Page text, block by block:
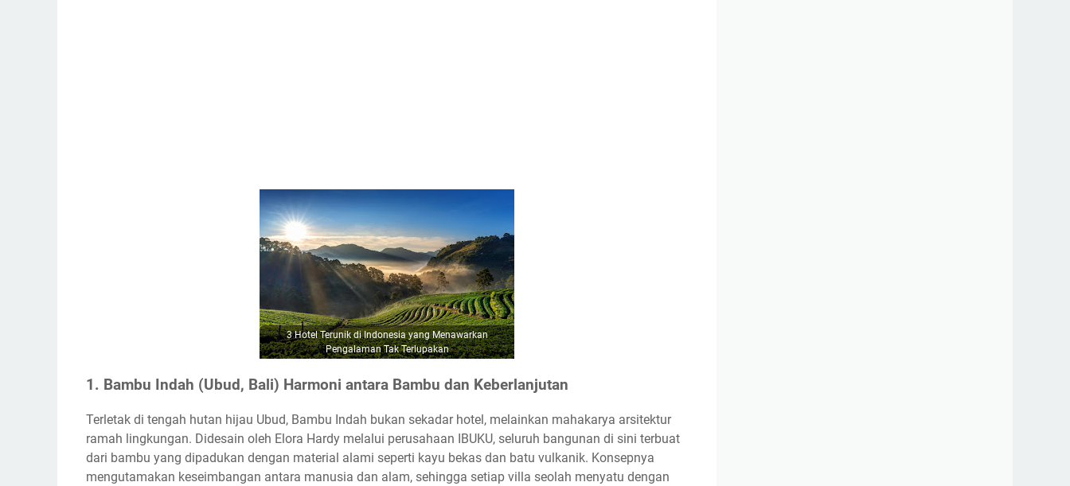
3 Hotel Terunik di Indonesia yang Menawarkan
Pengalaman Tak Terlupakan
1. Bambu Indah (Ubud, Bali) Harmoni antara Bambu dan Keberlanjutan
Terletak di tengah hutan hijau Ubud, Bambu Indah bukan sekadar hotel, melainkan mahakarya arsitektur
ramah lingkungan. Didesain oleh Elora Hardy melalui perusahaan IBUKU, seluruh bangunan di sini terbuat
dari bambu yang dipadukan dengan material alami seperti kayu bekas dan batu vulkanik. Konsepnya
mengutamakan keseimbangan antara manusia dan alam, sehingga setiap villa seolah menyatu dengan